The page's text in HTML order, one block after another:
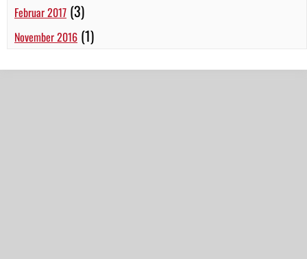
Februar 2017 (3)
November 2016 (1)